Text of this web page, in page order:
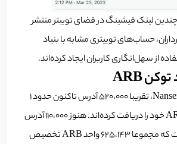
چندین لینک فیشینگ در فضای توییتر منتشر
حساب‌های توییتری مشابه با بنیاد
از سهل‌انگاری کاربران ایجاد کرده‌اند.
بر اساس داده‌های Nansen، تقریبا ۵۲۰،۰۰۰ آدرس تاکنون حدود ۱
میلیارد دلار توکن ARB خود را دریافت کرده‌اند. هنوز ۱۱۰،۰۰۰ آدرس
دیگر باقی مانده است که مجموعا ۶۲۵،۱۴۳ واحد ARB تخصیص